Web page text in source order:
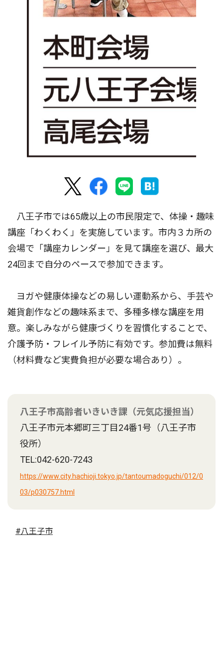
八王子市では65歳以上の市民限定で、体操・趣味
講座「わくわく」を実施しています。市内３カ所の
会場で「講座カレンダー」を見て講座を選び、最大
24回まで自分のペースで参加できます。
ヨガや健康体操などの易しい運動系から、手芸や
雑貨創作などの趣味系まで、多種多様な講座を用
意。楽しみながら健康づくりを習慣化することで、
介護予防・フレイル予防に有効です。参加費は無料
（材料費など実費負担が必要な場合あり）。
八王子市高齢者いきいき課（元気応援担当）
八王子市元本郷町三丁目24番1号（八王子市
役所）
TEL:042-620-7243
https://www.city.hachioji.tokyo.jp/tantoumadoguchi/012/0
03/p030757.html
#八王子市